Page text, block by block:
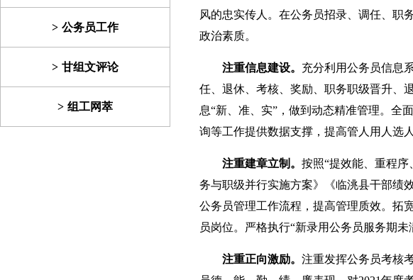
公务员工作
甘组文评论
组工网萃
风的忠实传人。在公务员招录、调任、职
政治素质。
注重信息建设。 充分利用公务员信息
任、退休、考核、奖励、职务职级晋升、
息“新、准、实”，做到动态精准管理。全
询等工作提供数据支撑，提高管人用人选
注重建章立制。 按照“提效能、重程
务与职级并行实施方案》《临洮县干部绩
公务员管理工作流程，提高管理质效。拓
员岗位。严格执行“新录用公务员服务期
注重正向激励。 注重发挥公务员考核